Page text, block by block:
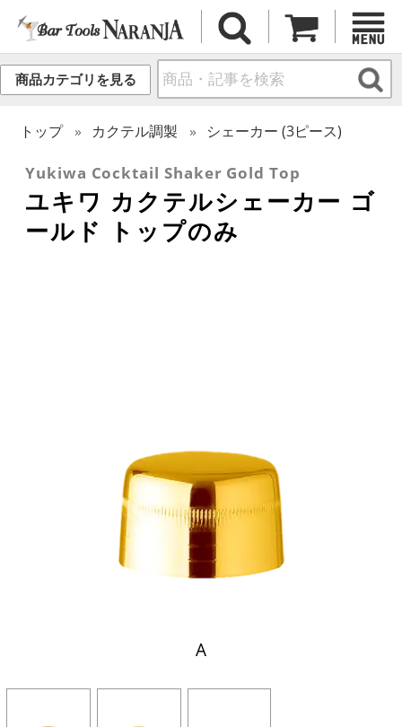
商品カテゴリを見る
トップ カクテル調製 シェーカー (3ピース)
Yukiwa Cocktail Shaker Gold Top
ユキワ カクテルシェーカー ゴ
ールド トップのみ
A